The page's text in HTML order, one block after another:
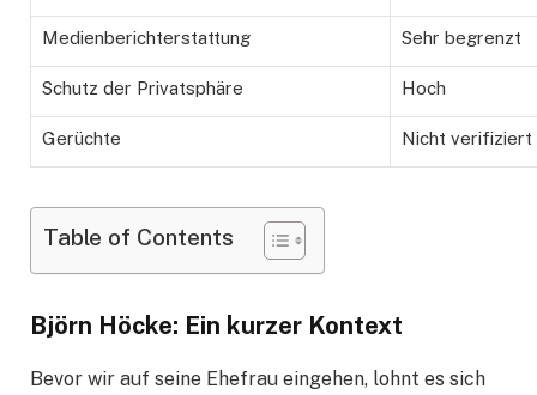
Medienberichterstattung Sehr begrenzt
Schutz der Privatsphäre Hoch
Gerüchte Nicht verifiziert
Table of Contents
Björn Höcke: Ein kurzer Kontext
Bevor wir auf seine Ehefrau eingehen, lohnt es sich